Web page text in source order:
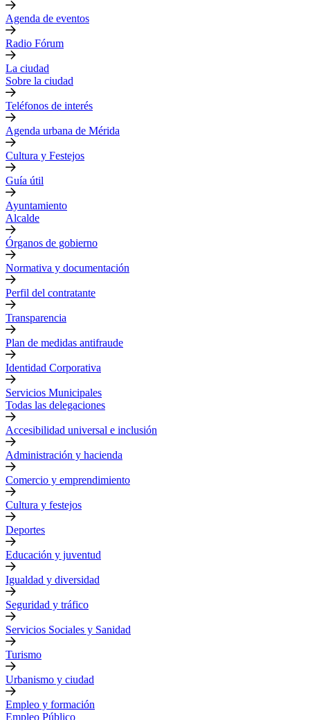
Agenda de eventos
Radio Fórum
La ciudad
Sobre la ciudad
Teléfonos de interés
Agenda urbana de Mérida
Cultura y Festejos
Guía útil
Ayuntamiento
Alcalde
Órganos de gobierno
Normativa y documentación
Perfil del contratante
Transparencia
Plan de medidas antifraude
Identidad Corporativa
Servicios Municipales
Todas las delegaciones
Accesibilidad universal e inclusión
Administración y hacienda
Comercio y emprendimiento
Cultura y festejos
Deportes
Educación y juventud
Igualdad y diversidad
Seguridad y tráfico
Servicios Sociales y Sanidad
Turismo
Urbanismo y ciudad
Empleo y formación
Empleo Público